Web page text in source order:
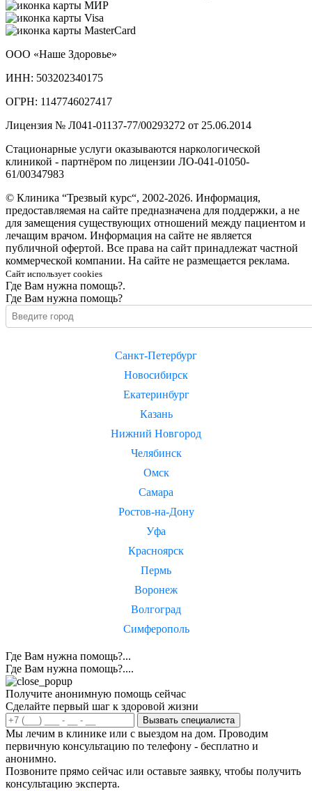
ООО «Наше Здоровье»
ИНН: 503202340175
ОГРН: 1147746027417
Лицензия № Л041-01137-77/00293272 от 25.06.2014
Стационарные услуги оказываются наркологической
клиникой - партнёром по лицензии ЛО-041-01050-
61/00347983
© Клиника “Трезвый курс“, 2002-2026. Информация,
предоставляемая на сайте предназначена для поддержки, а не
для замещения существующих отношений между пациентом и
лечащим врачом. Информация на сайте не является
публичной офертой. Все права на сайт принадлежат частной
коммерческой компании. На сайте не размещается реклама.
Сайт использует cookies
Где Вам нужна помощь?.
Где Вам нужна помощь?
Санкт-Петербург
Новосибирск
Екатеринбург
Казань
Нижний Новгород
Челябинск
Омск
Самара
Ростов-на-Дону
Уфа
Красноярск
Пермь
Воронеж
Волгоград
Симферополь
Где Вам нужна помощь?...
Где Вам нужна помощь?....
Получите анонимную помощь сейчас
Сделайте первый шаг к здоровой жизни
Вызвать специалиста
Мы лечим в клинике или с выездом на дом. Проводим
первичную консультацию по телефону - бесплатно и
анонимно.
Позвоните прямо сейчас или оставьте заявку, чтобы получить
консультацию эксперта.